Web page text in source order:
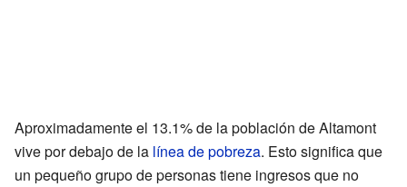
Aproximadamente el 13.1% de la población de Altamont
vive por debajo de la línea de pobreza. Esto significa que
un pequeño grupo de personas tiene ingresos que no